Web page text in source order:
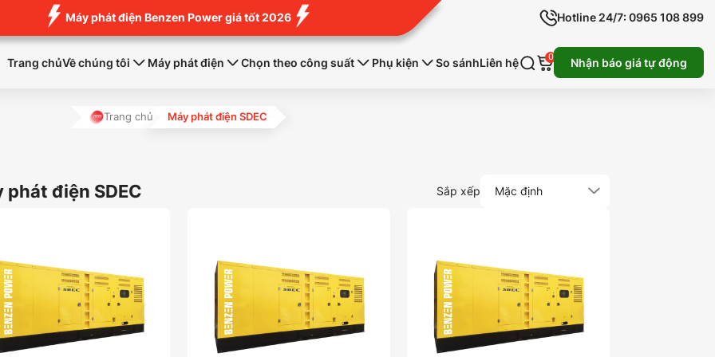
Máy phát điện Benzen Power giá tốt 2026 Hotline 24/7: 0965 108 899
Trang chủVề chúng tôi Máy phát điện Chọn theo công suất Phụ kiện So sánhLiên hệ 0 Nhận báo giá tự động
Trang chủ Máy phát điện SDEC
phát điện SDEC Sắp xếp Mặc định